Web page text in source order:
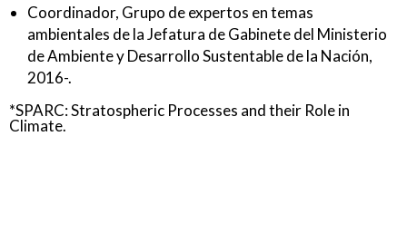
Coordinador, Grupo de expertos en temas
ambientales de la Jefatura de Gabinete del Ministerio
de Ambiente y Desarrollo Sustentable de la Nación,
2016-.
*SPARC: Stratospheric Processes and their Role in
Climate.